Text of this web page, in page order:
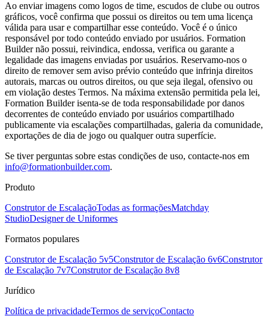
Ao enviar imagens como logos de time, escudos de clube ou outros
gráficos, você confirma que possui os direitos ou tem uma licença
válida para usar e compartilhar esse conteúdo. Você é o único
responsável por todo conteúdo enviado por usuários. Formation
Builder não possui, reivindica, endossa, verifica ou garante a
legalidade das imagens enviadas por usuários. Reservamo-nos o
direito de remover sem aviso prévio conteúdo que infrinja direitos
autorais, marcas ou outros direitos, ou que seja ilegal, ofensivo ou
em violação destes Termos. Na máxima extensão permitida pela lei,
Formation Builder isenta-se de toda responsabilidade por danos
decorrentes de conteúdo enviado por usuários compartilhado
publicamente via escalações compartilhadas, galeria da comunidade,
exportações de dia de jogo ou qualquer outra superfície.
Se tiver perguntas sobre estas condições de uso, contacte-nos em
info@formationbuilder.com.
Produto
Construtor de EscalaçãoTodas as formaçõesMatchday
StudioDesigner de Uniformes
Formatos populares
Construtor de Escalação 5v5Construtor de Escalação 6v6Construtor
de Escalação 7v7Construtor de Escalação 8v8
Jurídico
Política de privacidadeTermos de serviçoContacto